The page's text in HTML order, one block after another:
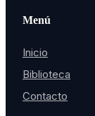
Menú
Inicio
Biblioteca
Contacto